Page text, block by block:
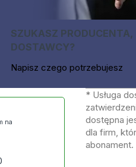
SZUKASZ PRODUCENTA,
DOSTAWCY?
Napisz czego potrzebujesz
na
* Usługa
dostępna
dla firm,
abonament.